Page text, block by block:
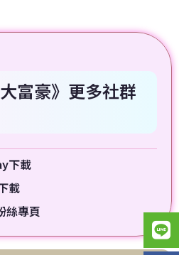
富豪》更多社群
下載
載
絲專頁